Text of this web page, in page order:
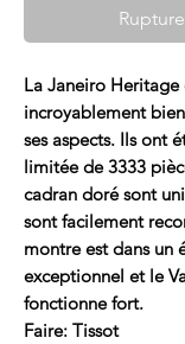
La Janeiro
incroyablement
ses aspects. Ils ont
limitée de 3333
cadran doré sont
sont facilement
montre est dans un
exceptionnel et le
fonctionne fort.
Faire: Tissot